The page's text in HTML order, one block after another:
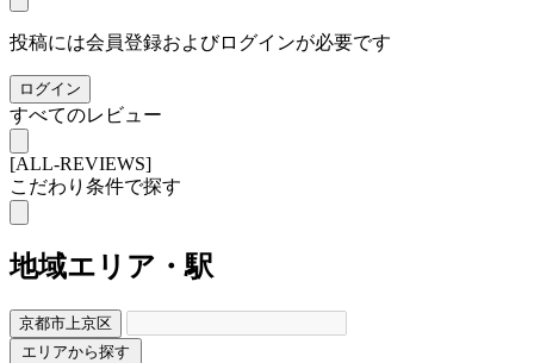
投稿には会員登録およびログインが必要です
ログイン
すべてのレビュー
[ALL-REVIEWS]
こだわり条件で探す
地域エリア・駅
京都市上京区
エリアから探す